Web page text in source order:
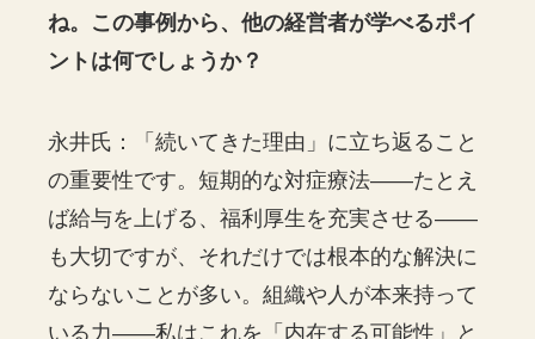
ね。この事例から、他の経営者が学べるポイ
ントは何でしょうか？
永井氏：「続いてきた理由」に立ち返ること
の重要性です。短期的な対症療法——たとえ
ば給与を上げる、福利厚生を充実させる——
も大切ですが、それだけでは根本的な解決に
ならないことが多い。組織や人が本来持って
いる力——私はこれを「内在する可能性」と